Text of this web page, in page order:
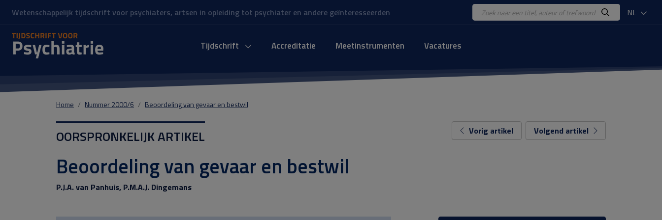
Wetenschappelijk tijdschrift voor psychiaters, artsen in opleiding tot psychiater en andere geïnteresseerden NL
Tijdschrift Accreditatie Meetinstrumenten Vacatures
Home Nummer 2000/6 Beoordeling van gevaar en bestwil
OORSPRONKELIJK ARTIKEL
Beoordeling van gevaar en bestwil
P.J.A. van Panhuis, P.M.A.J. Dingemans
Vorig artikel Volgend artikel